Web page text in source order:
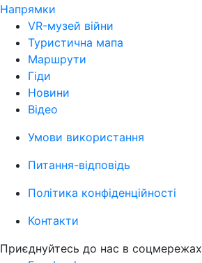
Напрямки
VR-музей війни
Туристична мапа
Маршрути
Гіди
Новини
Відео
Умови використання
Питання-відповідь
Політика конфіденційності
Контакти
Приєднуйтесь до нас в соцмережах